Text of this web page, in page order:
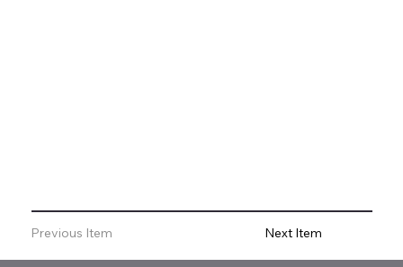
Previous Item Next Item